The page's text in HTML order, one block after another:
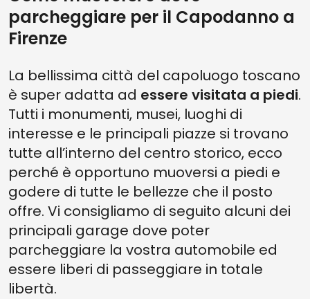
parcheggiare per il Capodanno a
Firenze
La bellissima città del capoluogo toscano
è super adatta ad essere visitata a piedi.
Tutti i monumenti, musei, luoghi di
interesse e le principali piazze si trovano
tutte all’interno del centro storico, ecco
perché è opportuno muoversi a piedi e
godere di tutte le bellezze che il posto
offre. Vi consigliamo di seguito alcuni dei
principali garage dove poter
parcheggiare la vostra automobile ed
essere liberi di passeggiare in totale
libertà.